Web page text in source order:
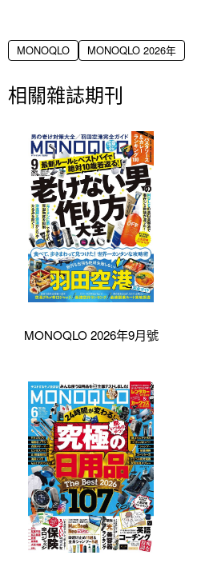
MONOQLO MONOQLO 2026年
相關雜誌期刊
MONOQLO 2026年9月號